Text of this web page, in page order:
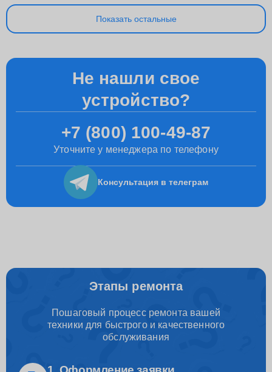
Показать остальные
Не нашли свое
устройство?
+7 (800) 100-49-87
Уточните у менеджера по телефону
Консультация в телеграм
Этапы ремонта
Пошаговый процесс ремонта вашей
техники для быстрого и качественного
обслуживания